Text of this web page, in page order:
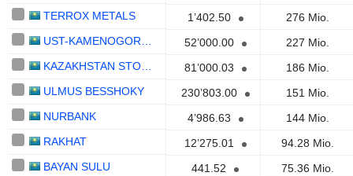
TERROX METALS
1’402.50
276 Mio.
52’000.00
227 Mio.
81’000.03
186 Mio.
ULMUS BESSHOKY
230’803.00
151 Mio.
NURBANK
4’986.63
144 Mio.
RAKHAT
12’275.01
94.28 Mio.
BAYAN SULU
441.52
75.36 Mio.